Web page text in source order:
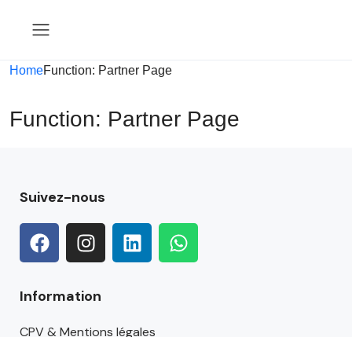
HomeFunction: Partner Page
Function: Partner Page
Suivez-nous
Information
CPV & Mentions légales